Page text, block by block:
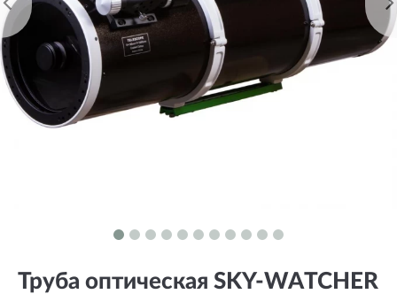
Труба оптическая SKY-WATCHER